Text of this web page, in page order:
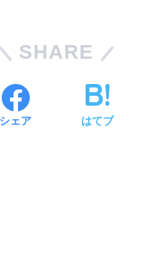
SHARE
ェア はてブ